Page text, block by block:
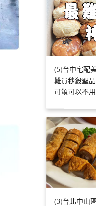
(5)台中宅配
難買秒殺聖
可頌可以不
(3)台北中山